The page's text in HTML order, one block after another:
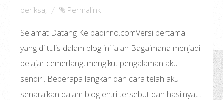
periksa, Permalink
Selamat Datang Ke padinno.comVersi pertama
yang di tulis dalam blog ini ialah Bagaimana menjadi
pelajar cemerlang, mengikut pengalaman aku
sendiri. Beberapa langkah dan cara telah aku
senaraikan dalam blog entri tersebut dan hasilnya,...